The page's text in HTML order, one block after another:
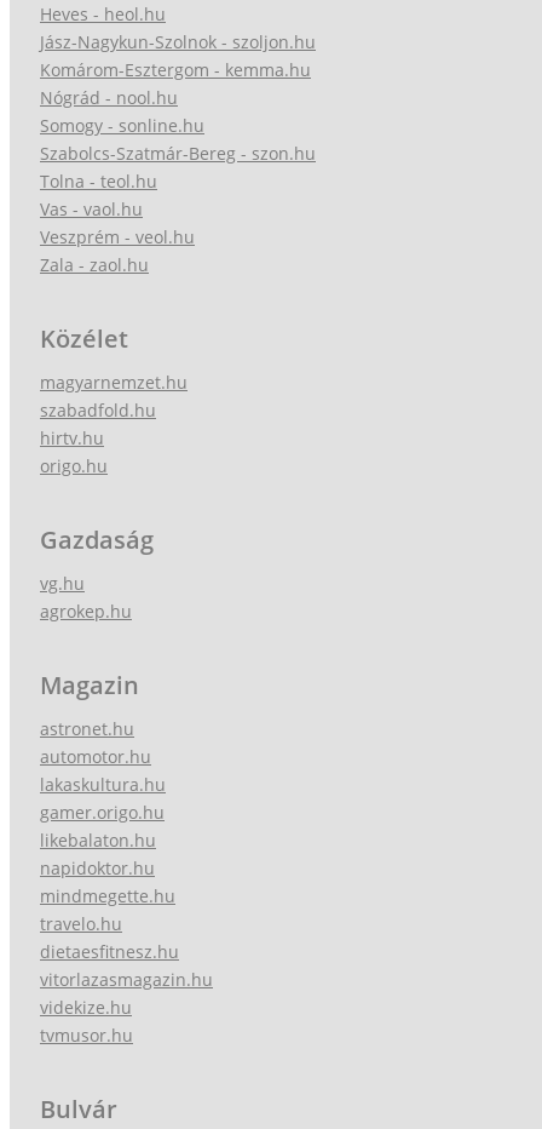
Heves - heol.hu
Jász-Nagykun-Szolnok - szoljon.hu
Komárom-Esztergom - kemma.hu
Nógrád - nool.hu
Somogy - sonline.hu
Szabolcs-Szatmár-Bereg - szon.hu
Tolna - teol.hu
Vas - vaol.hu
Veszprém - veol.hu
Zala - zaol.hu
Közélet
magyarnemzet.hu
szabadfold.hu
hirtv.hu
origo.hu
Gazdaság
vg.hu
agrokep.hu
Magazin
astronet.hu
automotor.hu
lakaskultura.hu
gamer.origo.hu
likebalaton.hu
napidoktor.hu
mindmegette.hu
travelo.hu
dietaesfitnesz.hu
vitorlazasmagazin.hu
videkize.hu
tvmusor.hu
Bulvár